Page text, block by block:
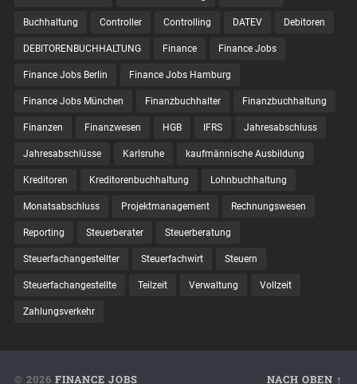
Buchhaltung Controller Controlling DATEV Debitoren
DEBITORENBUCHHALTUNG Finance Finance Jobs
Finance Jobs Berlin Finance Jobs Hamburg
Finance Jobs München Finanzbuchhalter Finanzbuchhaltung
Finanzen Finanzwesen HGB IFRS Jahresabschluss
Jahresabschlüsse Karlsruhe kaufmännische Ausbildung
Kreditoren Kreditorenbuchhaltung Lohnbuchhaltung
Monatsabschluss Projektmanagement Rechnungswesen
Reporting Steuerberater Steuerberatung
Steuerfachangestellter Steuerfachwirt Steuern
Steuer­fach­ange­stellte Teilzeit Verwaltung Vollzeit
Zahlungsverkehr
© 2026 FINANCE JOBS NACH OBEN ↑